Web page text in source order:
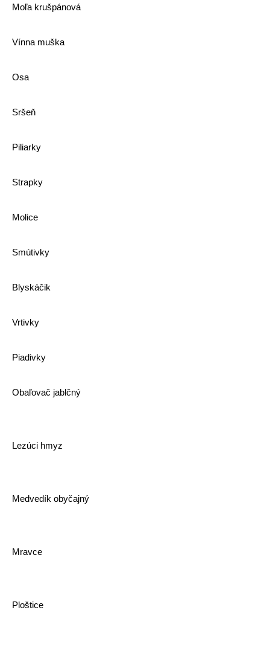
Moľa krušpánová
Vínna muška
Osa
Sršeň
Piliarky
Strapky
Molice
Smútivky
Blyskáčik
Vrtivky
Piadivky
Obaľovač jablčný
Lezúci hmyz
Medvedík obyčajný
Mravce
Ploštice